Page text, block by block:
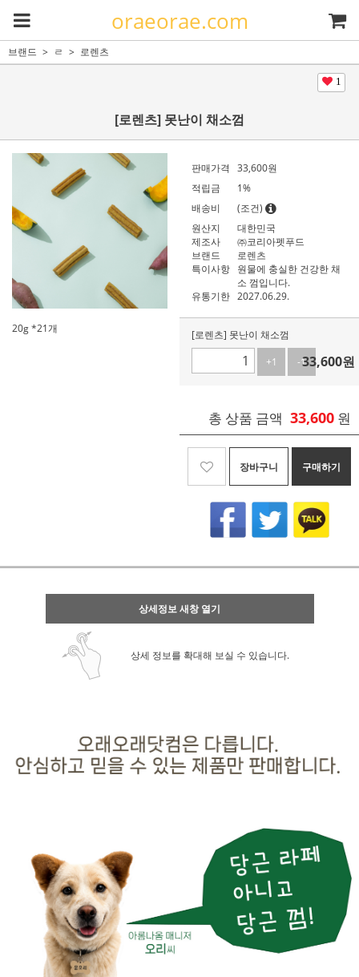
oraeorae.com
브랜드 ㄹ 로렌츠
1
[로렌츠] 못난이 채소껌
20g *21개
판매가격 33,600원
적립금
1%
배송비
(조건)
원산지
대한민국
제조사
㈜코리아펫푸드
브랜드
로렌츠
특이사항 원물에 충실한 건강한 채
소 껌입니다.
유통기한 2027.06.29.
[로렌츠] 못난이 채소껌
+1
-133,600원
총 상품 금액 33,600 원
장바구니 구매하기
상세정보 새창 열기
상세 정보를 확대해 보실 수 있습니다.